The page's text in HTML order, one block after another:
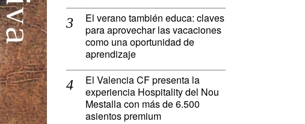
El verano también educa: claves
para aprovechar las vacaciones
como una oportunidad de
aprendizaje
El Valencia CF presenta la
experiencia Hospitality del Nou
Mestalla con más de 6.500
asientos premium